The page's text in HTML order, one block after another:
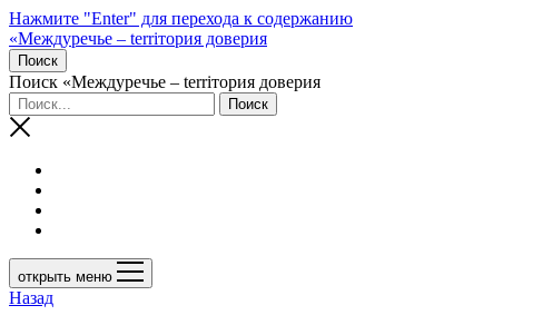
Нажмите "Enter" для перехода к содержанию
«Междуречье – terriтория доверия
Поиск
Поиск «Междуречье – terriтория доверия
открыть меню
Назад